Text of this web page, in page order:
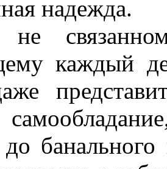
надежда.
не
каждый
до